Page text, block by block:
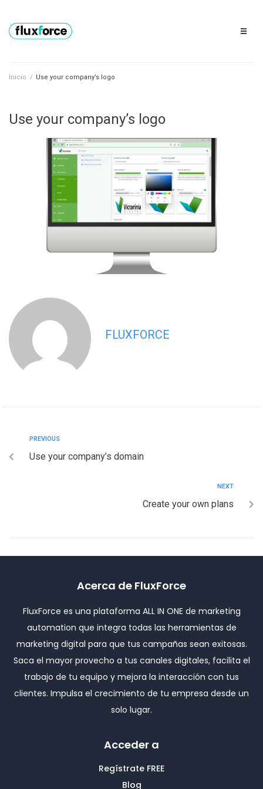
Partners
Recursos
Contacto
Inicio / Use your company’s logo
Use your company’s logo
FLUXFORCE
PREVIOUS
Use your company’s domain
NEXT
Create your own plans
Acerca de FluxForce
FluxForce es una plataforma ALL IN ONE de marketing
automation que integra todas las herramientas de
marketing digital para que tus campañas sean exitosas.
Saca el mayor provecho a tus canales digitales, facilita el
trabajo de tu equipo y mejora la interacción con tus
clientes. Impulsa el crecimiento de tu empresa desde un
solo lugar.
Acceder a
Regístrate FREE
Blog